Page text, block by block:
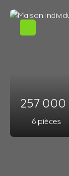
257 000
6 pièces